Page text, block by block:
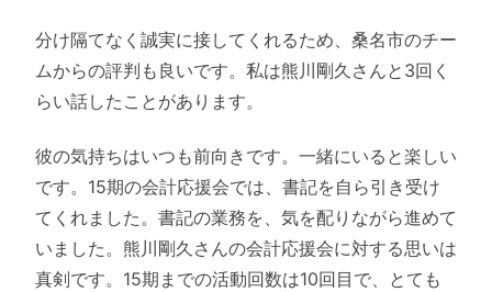
分け隔てなく誠実に接してくれるため、桑名市のチー
ムからの評判も良いです。私は熊川剛久さんと3回く
らい話したことがあります。
彼の気持ちはいつも前向きです。一緒にいると楽しい
です。15期の会計応援会では、書記を自ら引き受け
てくれました。書記の業務を、気を配りながら進めて
いました。熊川剛久さんの会計応援会に対する思いは
真剣です。15期までの活動回数は10回目で、とても